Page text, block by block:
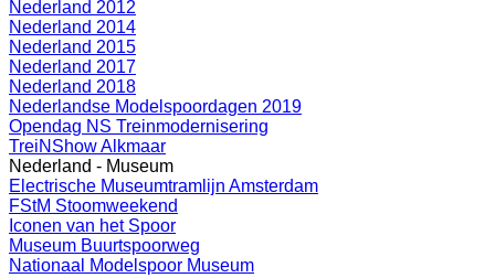
Nederland 2012
Nederland 2014
Nederland 2015
Nederland 2017
Nederland 2018
Nederlandse Modelspoordagen 2019
Opendag NS Treinmodernisering
TreiNShow Alkmaar
Nederland - Museum
Electrische Museumtramlijn Amsterdam
FStM Stoomweekend
Iconen van het Spoor
Museum Buurtspoorweg
Nationaal Modelspoor Museum